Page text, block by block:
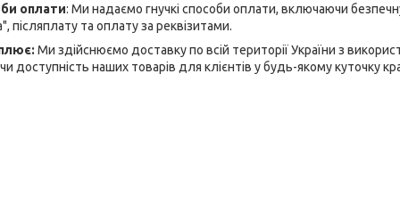
оплати: Ми надаємо гнучкі способи оплати, включаючи
післяплату та оплату за реквізитами.
Ми здійснюємо доставку по всій території України з
доступність наших товарів для клієнтів у будь-якому куточку